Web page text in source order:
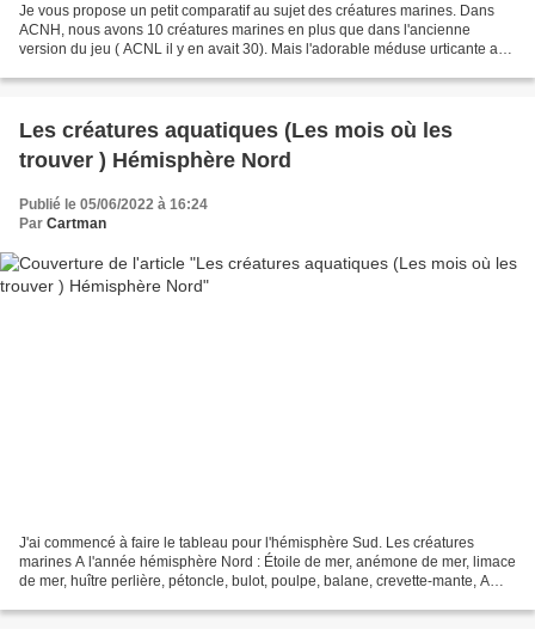
Je vous propose un petit comparatif au sujet des créatures marines. Dans
ACNH, nous avons 10 créatures marines en plus que dans l'ancienne
version du jeu ( ACNL il y en avait 30). Mais l'adorable méduse urticante a
Les créatures aquatiques (Les mois où les
trouver ) Hémisphère Nord
Publié le 05/06/2022 à 16:24
Par Cartman
J'ai commencé à faire le tableau pour l'hémisphère Sud. Les créatures
marines A l'année hémisphère Nord : Étoile de mer, anémone de mer, limace
de mer, huître perlière, pétoncle, bulot, poulpe, balane, crevette-mante, A